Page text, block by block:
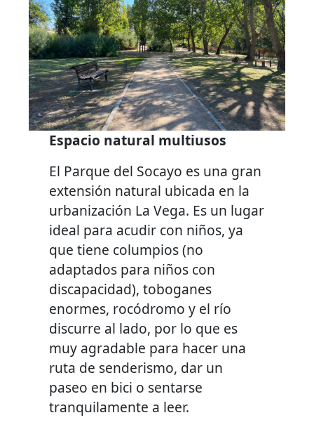
Espacio natural multiusos
El Parque del Socayo es una gran
extensión natural ubicada en la
urbanización La Vega. Es un lugar
ideal para acudir con niños, ya
que tiene columpios (no
adaptados para niños con
discapacidad), toboganes
enormes, rocódromo y el río
discurre al lado, por lo que es
muy agradable para hacer una
ruta de senderismo, dar un
paseo en bici o sentarse
tranquilamente a leer.